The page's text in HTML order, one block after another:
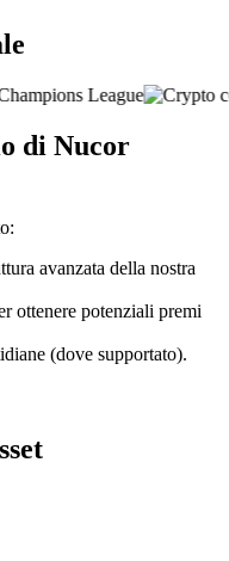
di Nucor
avanzata della nostra
ottenere potenziali premi
(dove supportato).